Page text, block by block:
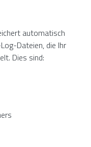
automatisch
Dateien, die Ihr
Dies sind: